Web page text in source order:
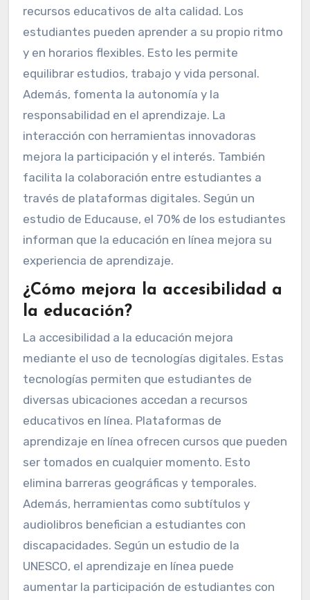
recursos educativos de alta calidad. Los
estudiantes pueden aprender a su propio ritmo
y en horarios flexibles. Esto les permite
equilibrar estudios, trabajo y vida personal.
Además, fomenta la autonomía y la
responsabilidad en el aprendizaje. La
interacción con herramientas innovadoras
mejora la participación y el interés. También
facilita la colaboración entre estudiantes a
través de plataformas digitales. Según un
estudio de Educause, el 70% de los estudiantes
informan que la educación en línea mejora su
experiencia de aprendizaje.
¿Cómo mejora la accesibilidad a
la educación?
La accesibilidad a la educación mejora
mediante el uso de tecnologías digitales. Estas
tecnologías permiten que estudiantes de
diversas ubicaciones accedan a recursos
educativos en línea. Plataformas de
aprendizaje en línea ofrecen cursos que pueden
ser tomados en cualquier momento. Esto
elimina barreras geográficas y temporales.
Además, herramientas como subtítulos y
audiolibros benefician a estudiantes con
discapacidades. Según un estudio de la
UNESCO, el aprendizaje en línea puede
aumentar la participación de estudiantes con